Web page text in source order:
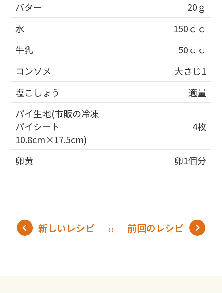
バター
20ｇ
水
150ｃｃ
牛乳
50ｃｃ
コンソメ
大さじ1
塩こしょう
適量
パイ生地(市販の冷凍
パイシート
10.8cm×17.5cm)
4枚
卵黄 卵1個分
新しいレシピ 前回のレシピ